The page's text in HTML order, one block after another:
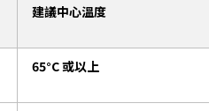
建議中心溫度
65°C或以上